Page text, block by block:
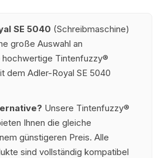
SE 5040 (Schreibmaschine)
große Auswahl an
hochwertige Tintenfuzzy®
dem Adler-Royal SE 5040
Unsere Tintenfuzzy®
Ihnen die gleiche
günstigeren Preis. Alle
sind vollständig kompatibel